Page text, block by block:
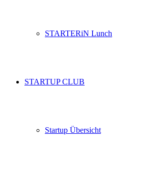
STARTERiN Lunch
STARTUP CLUB
Startup Übersicht